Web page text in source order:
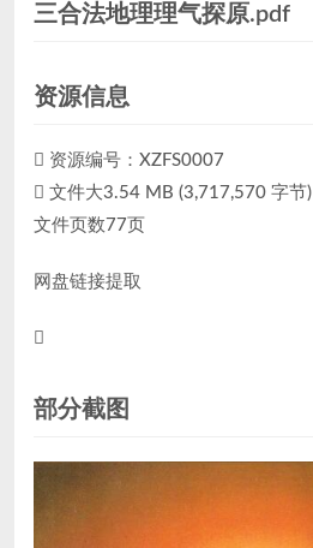
三合法地理理气探原.pdf
资源信息
资源编号：XZFS0007
文件大3.54 MB (3,717,570 字节)
文件页数77页
网盘链接提取
部分截图